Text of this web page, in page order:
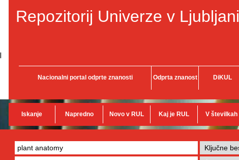
Repozitorij Univerze v Ljubljani
Nacionalni portal odprte znanosti Odprta znanost DiKUL
Iskanje Napredno Novo v RUL Kaj je RUL V številkah